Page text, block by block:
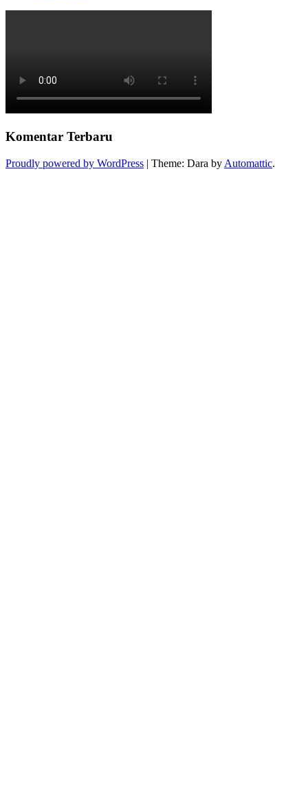
Komentar Terbaru
Proudly powered by WordPress | Theme: Dara by Automattic.